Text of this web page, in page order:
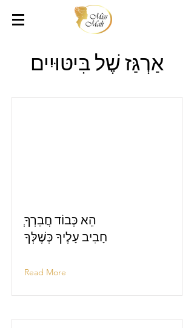
אַרְגַּז שֶׁל בִּיטּוּיִים
ְהֵא כְּבוֹד חֲבֵרְךָ
חָבִיב עָלֶיךָ כְּשֶׁלְּךָ
Read More